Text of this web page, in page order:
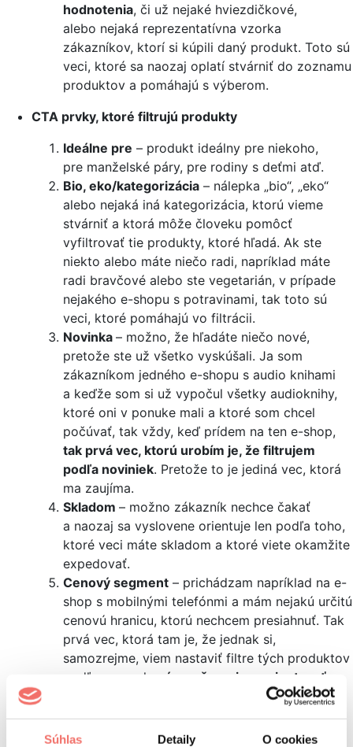
Súhlas Detaily O cookies
hodnotenia, či už nejaké hviezdičkové,
alebo nejaká reprezentatívna vzorka
zákazníkov, ktorí si kúpili daný produkt. Toto sú
veci, ktoré sa naozaj oplatí stvárniť do zoznamu
produktov a pomáhajú s výberom.
CTA prvky, ktoré filtrujú produkty
Ideálne pre – produkt ideálny pre niekoho,
pre manželské páry, pre rodiny s deťmi atď.
Bio, eko/kategorizácia – nálepka „bio“, „eko“
alebo nejaká iná kategorizácia, ktorú vieme
stvárniť a ktorá môže človeku pomôcť
vyfiltrovať tie produkty, ktoré hľadá. Ak ste
niekto alebo máte niečo radi, napríklad máte
radi bravčové alebo ste vegetarián, v prípade
nejakého e-shopu s potravinami, tak toto sú
veci, ktoré pomáhajú vo filtrácii.
Novinka – možno, že hľadáte niečo nové,
pretože ste už všetko vyskúšali. Ja som
zákazníkom jedného e-shopu s audio knihami
a keďže som si už vypočul všetky audioknihy,
ktoré oni v ponuke mali a ktoré som chcel
počúvať, tak vždy, keď prídem na ten e-shop,
tak prvá vec, ktorú urobím je, že filtrujem
podľa noviniek. Pretože to je jediná vec, ktorá
ma zaujíma.
Skladom – možno zákazník nechce čakať
a naozaj sa vyslovene orientuje len podľa toho,
ktoré veci máte skladom a ktoré viete okamžite
expedovať.
Cenový segment – prichádzam napríklad na e-
shop s mobilnými telefónmi a mám nejakú určitú
cenovú hranicu, ktorú nechcem presiahnuť. Tak
prvá vec, ktorá tam je, že jednak si,
samozrejme, viem nastaviť filtre tých produktov
podľa ceny, ale
zároveň sa viem orientovať
podľa nejakých call-to-action prvkov. Vďaka
a zároveň je vhodný aj pre začínajúcich ľudí